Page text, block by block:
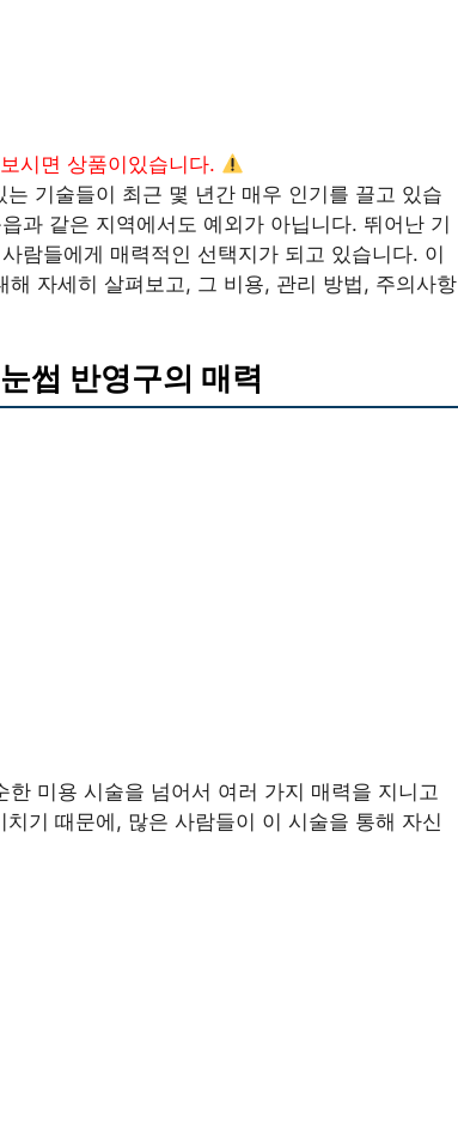
시면 상품이있습니다.
기술들이 최근 몇 년간 매우 인기를 끌고 있습
과 같은 지역에서도 예외가 아닙니다. 뛰어난 기
람들에게 매력적인 선택지가 되고 있습니다. 이
자세히 살펴보고, 그 비용, 관리 방법, 주의사항
썹 반영구의 매력
미용 시술을 넘어서 여러 가지 매력을 지니고
기 때문에, 많은 사람들이 이 시술을 통해 자신